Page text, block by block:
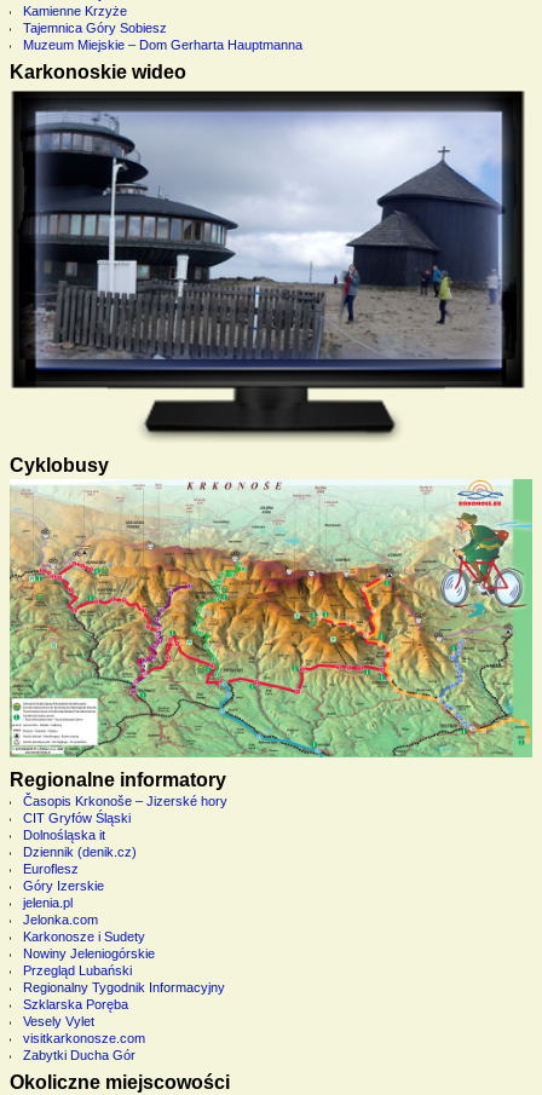
Kamienne Krzyże
Tajemnica Góry Sobiesz
Muzeum Miejskie – Dom Gerharta Hauptmanna
Karkonoskie wideo
Cyklobusy
Regionalne informatory
Časopis Krkonoše – Jizerské hory
CIT Gryfów Śląski
Dolnośląska it
Dziennik (denik.cz)
Euroflesz
Góry Izerskie
jelenia.pl
Jelonka.com
Karkonosze i Sudety
Nowiny Jeleniogórskie
Przegląd Lubański
Regionalny Tygodnik Informacyjny
Szklarska Poręba
Vesely Vylet
visitkarkonosze.com
Zabytki Ducha Gór
Okoliczne miejscowości